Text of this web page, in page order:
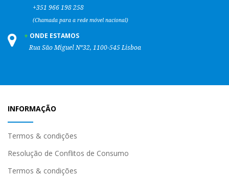
+351 966 198 258
(Chamada para a rede móvel nacional)
ONDE ESTAMOS
Rua São Miguel Nº32, 1100-545 Lisboa
INFORMAÇÃO
Termos & condições
Resolução de Conflitos de Consumo
Termos & condições